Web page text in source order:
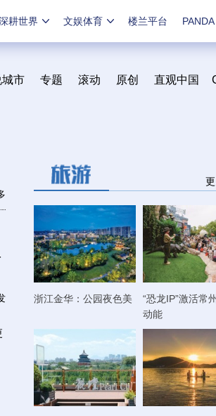
耕世界 文娱体育 楼兰平台
城市 专题 滚动 原创 直观中国
浙江金华：公园夜色美
“恐龙IP”激活常
动能